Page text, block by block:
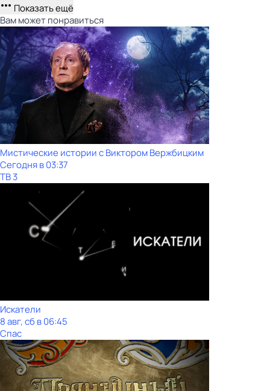
Показать ещё
Вам может понравиться
Мистические истории с Виктoром Bержбицким
Сегодня в 03:37
ТВ 3
Искатели
8 авг, сб в 06:45
Спас